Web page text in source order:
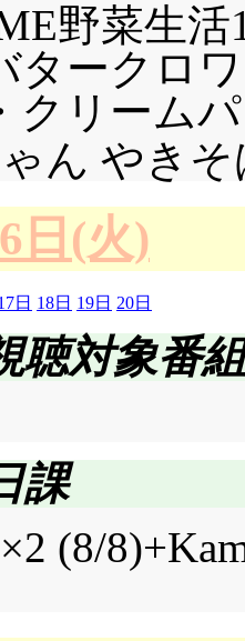
野菜生
タークロ
クリーム
ん やき
日(火)
日 18日 19日 20日
聴対象番組
課
(8/